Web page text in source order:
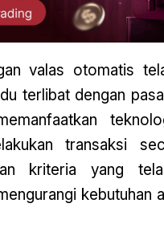
valas otomatis
terlibat dengan
transaksi
kriteria yang
kebutuhan